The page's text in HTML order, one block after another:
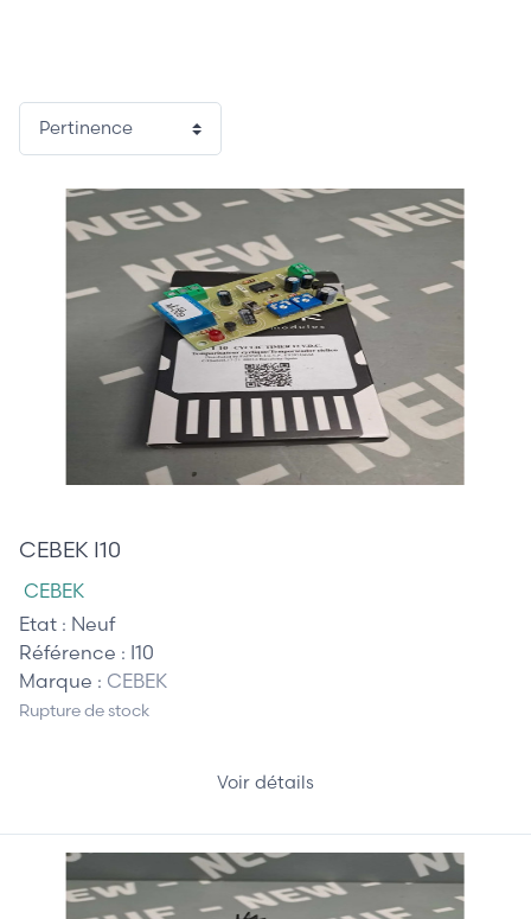
CEBEK I10
CEBEK
Etat : Neuf
Référence : I10
Marque : CEBEK
Rupture de stock
Voir détails